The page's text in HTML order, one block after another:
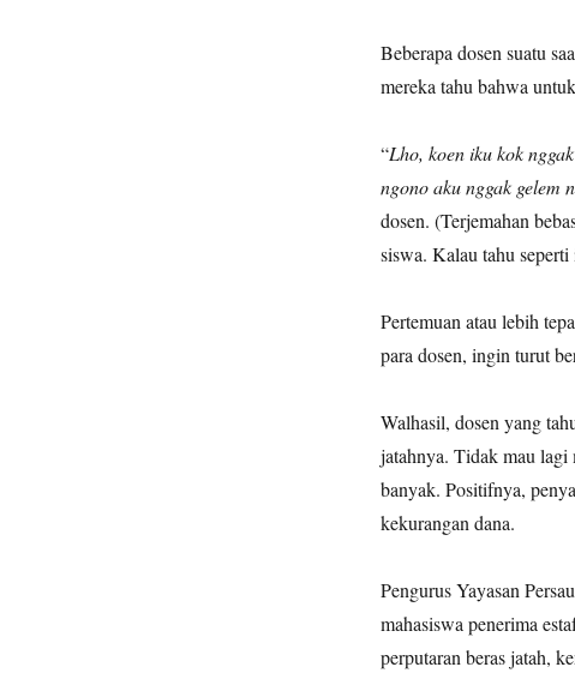
Beberapa dosen suatu
mereka tahu bahwa
“Lho, koen iku kok
ngono aku nggak gelem
dosen. (Terjemahan
siswa. Kalau tahu
Pertemuan atau lebih
para dosen, ingin turut
Walhasil, dosen yang
jatahnya. Tidak mau
banyak. Positifnya,
kekurangan dana.
Pengurus Yayasan
mahasiswa penerima
perputaran beras jatah,